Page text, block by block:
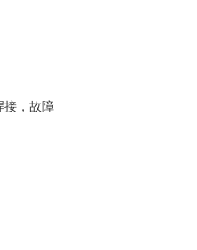
接，故障